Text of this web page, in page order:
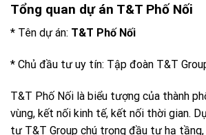
Tổng quan dự án T&T Phố Nối
* Tên dự án: T&T Phố Nối
* Chủ đầu tư uy tín: Tập đoàn T&T
T&T Phố Nối là biểu tượng của thành
vùng, kết nối kinh tế, kết nối thời gian.
tư T&T Group chú trọng đầu tư hạ